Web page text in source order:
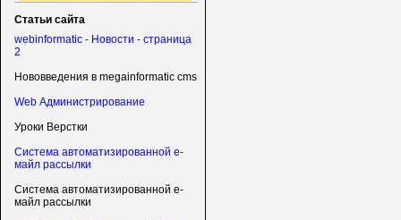
Статьи сайта
webinformatic - Новости - страница
2
Нововведения в megainformatic cms
Web Администрирование
Уроки Верстки
Система автоматизированной е-
майл рассылки
Система автоматизированной е-
майл рассылки